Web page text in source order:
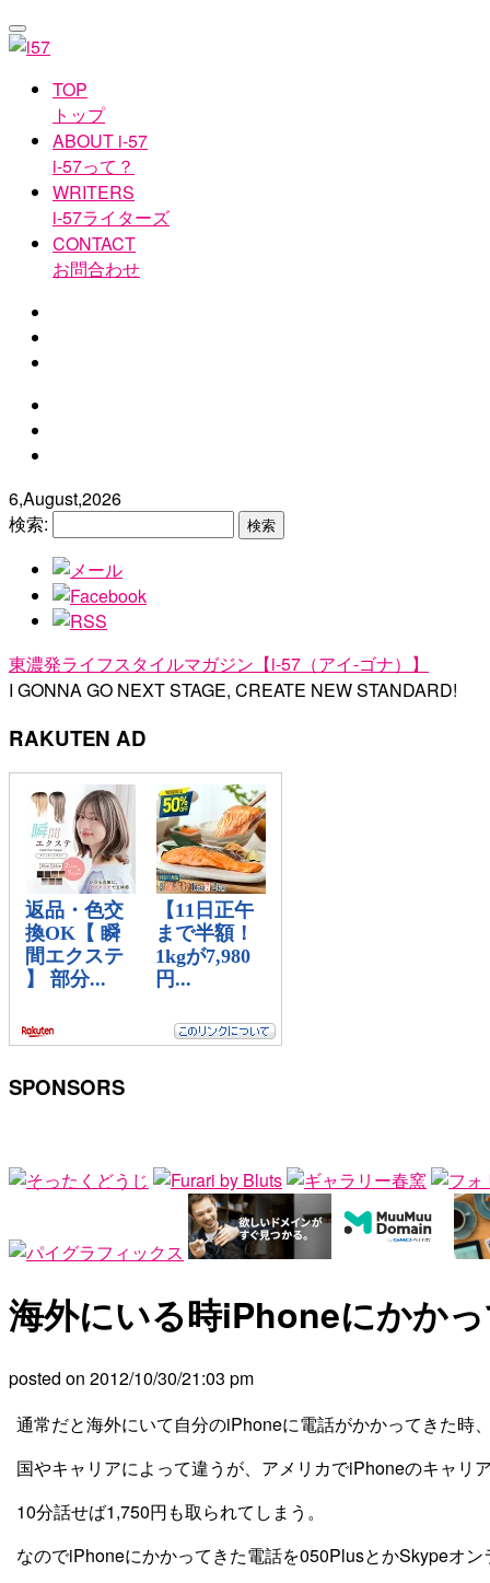
TOP
トップ
ABOUT i-57
i-57って？
WRITERS
i-57ライターズ
CONTACT
お問合わせ
6,August,2026
検索:
東濃発ライフスタイルマガジン【i-57（アイ-ゴナ）】
I GONNA GO NEXT STAGE, CREATE NEW STANDARD!
RAKUTEN AD
SPONSORS
海外にいる時iPhoneにかか
posted on 2012/10/30/21:03 pm
通常だと海外にいて自分のiPhoneに電話がかかってきた時
国やキャリアによって違うが、アメリカでiPhoneのキャリ
10分話せば1,750円も取られてしまう。
なのでiPhoneにかかってきた電話を050PlusとかSkypeオ